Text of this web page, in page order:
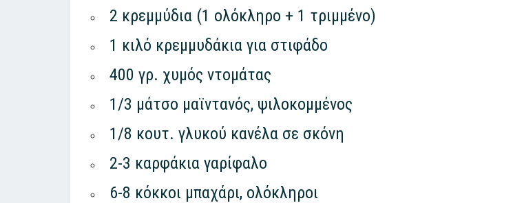
2 κρεμμύδια (1 ολόκληρο + 1 τριμμένο)
1 κιλό κρεμμυδάκια για στιφάδο
400 γρ. χυμός ντομάτας
1/3 μάτσο μαϊντανός, ψιλοκομμένος
1/8 κουτ. γλυκού κανέλα σε σκόνη
2-3 καρφάκια γαρίφαλο
6-8 κόκκοι μπαχάρι, ολόκληροι